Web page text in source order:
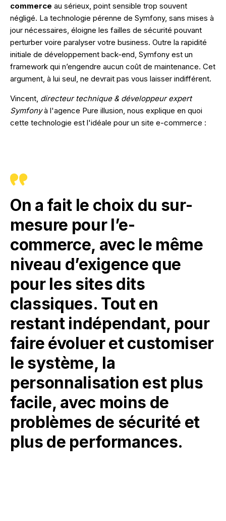
commerce au sérieux, point sensible trop souvent
négligé. La technologie pérenne de Symfony, sans mises à
jour nécessaires, éloigne les failles de sécurité pouvant
perturber voire paralyser votre business. Outre la rapidité
initiale de développement back-end, Symfony est un
framework qui n’engendre aucun coût de maintenance. Cet
argument, à lui seul, ne devrait pas vous laisser indifférent.
Vincent, directeur technique & développeur expert
Symfonyà l'agence Pure illusion, nous explique en quoi
cette technologie est l'idéale pour un site e-commerce :
On a fait le choix du sur-
mesure pour l’e-
commerce, avec le même
niveau d’exigence que
pour les sites dits
classiques. Tout en
restant indépendant, pour
faire évoluer et customiser
le système, la
personnalisation est plus
facile, avec moins de
problèmes de sécurité et
plus de performances.